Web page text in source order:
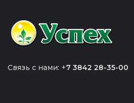
Связь с нами: +7 3842 28-35-00